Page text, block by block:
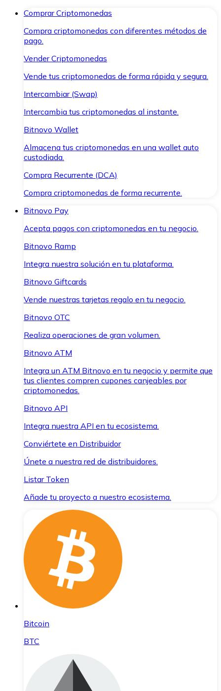
Comprar Criptomonedas
Compra criptomonedas con diferentes métodos de
pago.
Vender Criptomonedas
Vende tus criptomonedas de forma rápida y segura.
Intercambiar (Swap)
Intercambia tus criptomonedas al instante.
Bitnovo Wallet
Almacena tus criptomonedas en una wallet auto
custodiada.
Compra Recurrente (DCA)
Compra criptomonedas de forma recurrente.
Bitnovo Pay
Acepta pagos con criptomonedas en tu negocio.
Bitnovo Ramp
Integra nuestra solución en tu plataforma.
Bitnovo Giftcards
Vende nuestras tarjetas regalo en tu negocio.
Bitnovo OTC
Realiza operaciones de gran volumen.
Bitnovo ATM
Integra un ATM Bitnovo en tu negocio y permite que
tus clientes compren cupones canjeables por
criptomonedas.
Bitnovo API
Integra nuestra API en tu ecosistema.
Conviértete en Distribuidor
Únete a nuestra red de distribuidores.
Listar Token
Añade tu proyecto a nuestro ecosistema.
Bitcoin
BTC